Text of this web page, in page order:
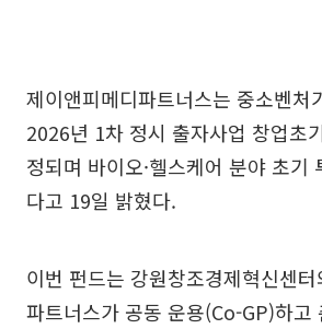
제이앤피메디파트너스는 중소벤처
2026년 1차 정시 출자사업 창업초
정되며 바이오·헬스케어 분야 초기
다고 19일 밝혔다.
이번 펀드는 강원창조경제혁신센
파트너스가 공동 운용(Co-GP)하고